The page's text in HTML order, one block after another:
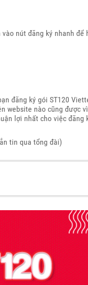
nút đăng ký nhanh để
đăng ký gói ST120
website nào cũng được vì
lợi nhất cho việc đăng
tin qua tổng đài)